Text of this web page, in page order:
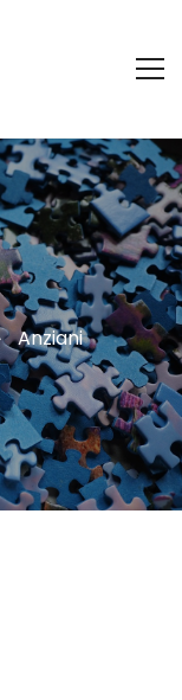
Anziani